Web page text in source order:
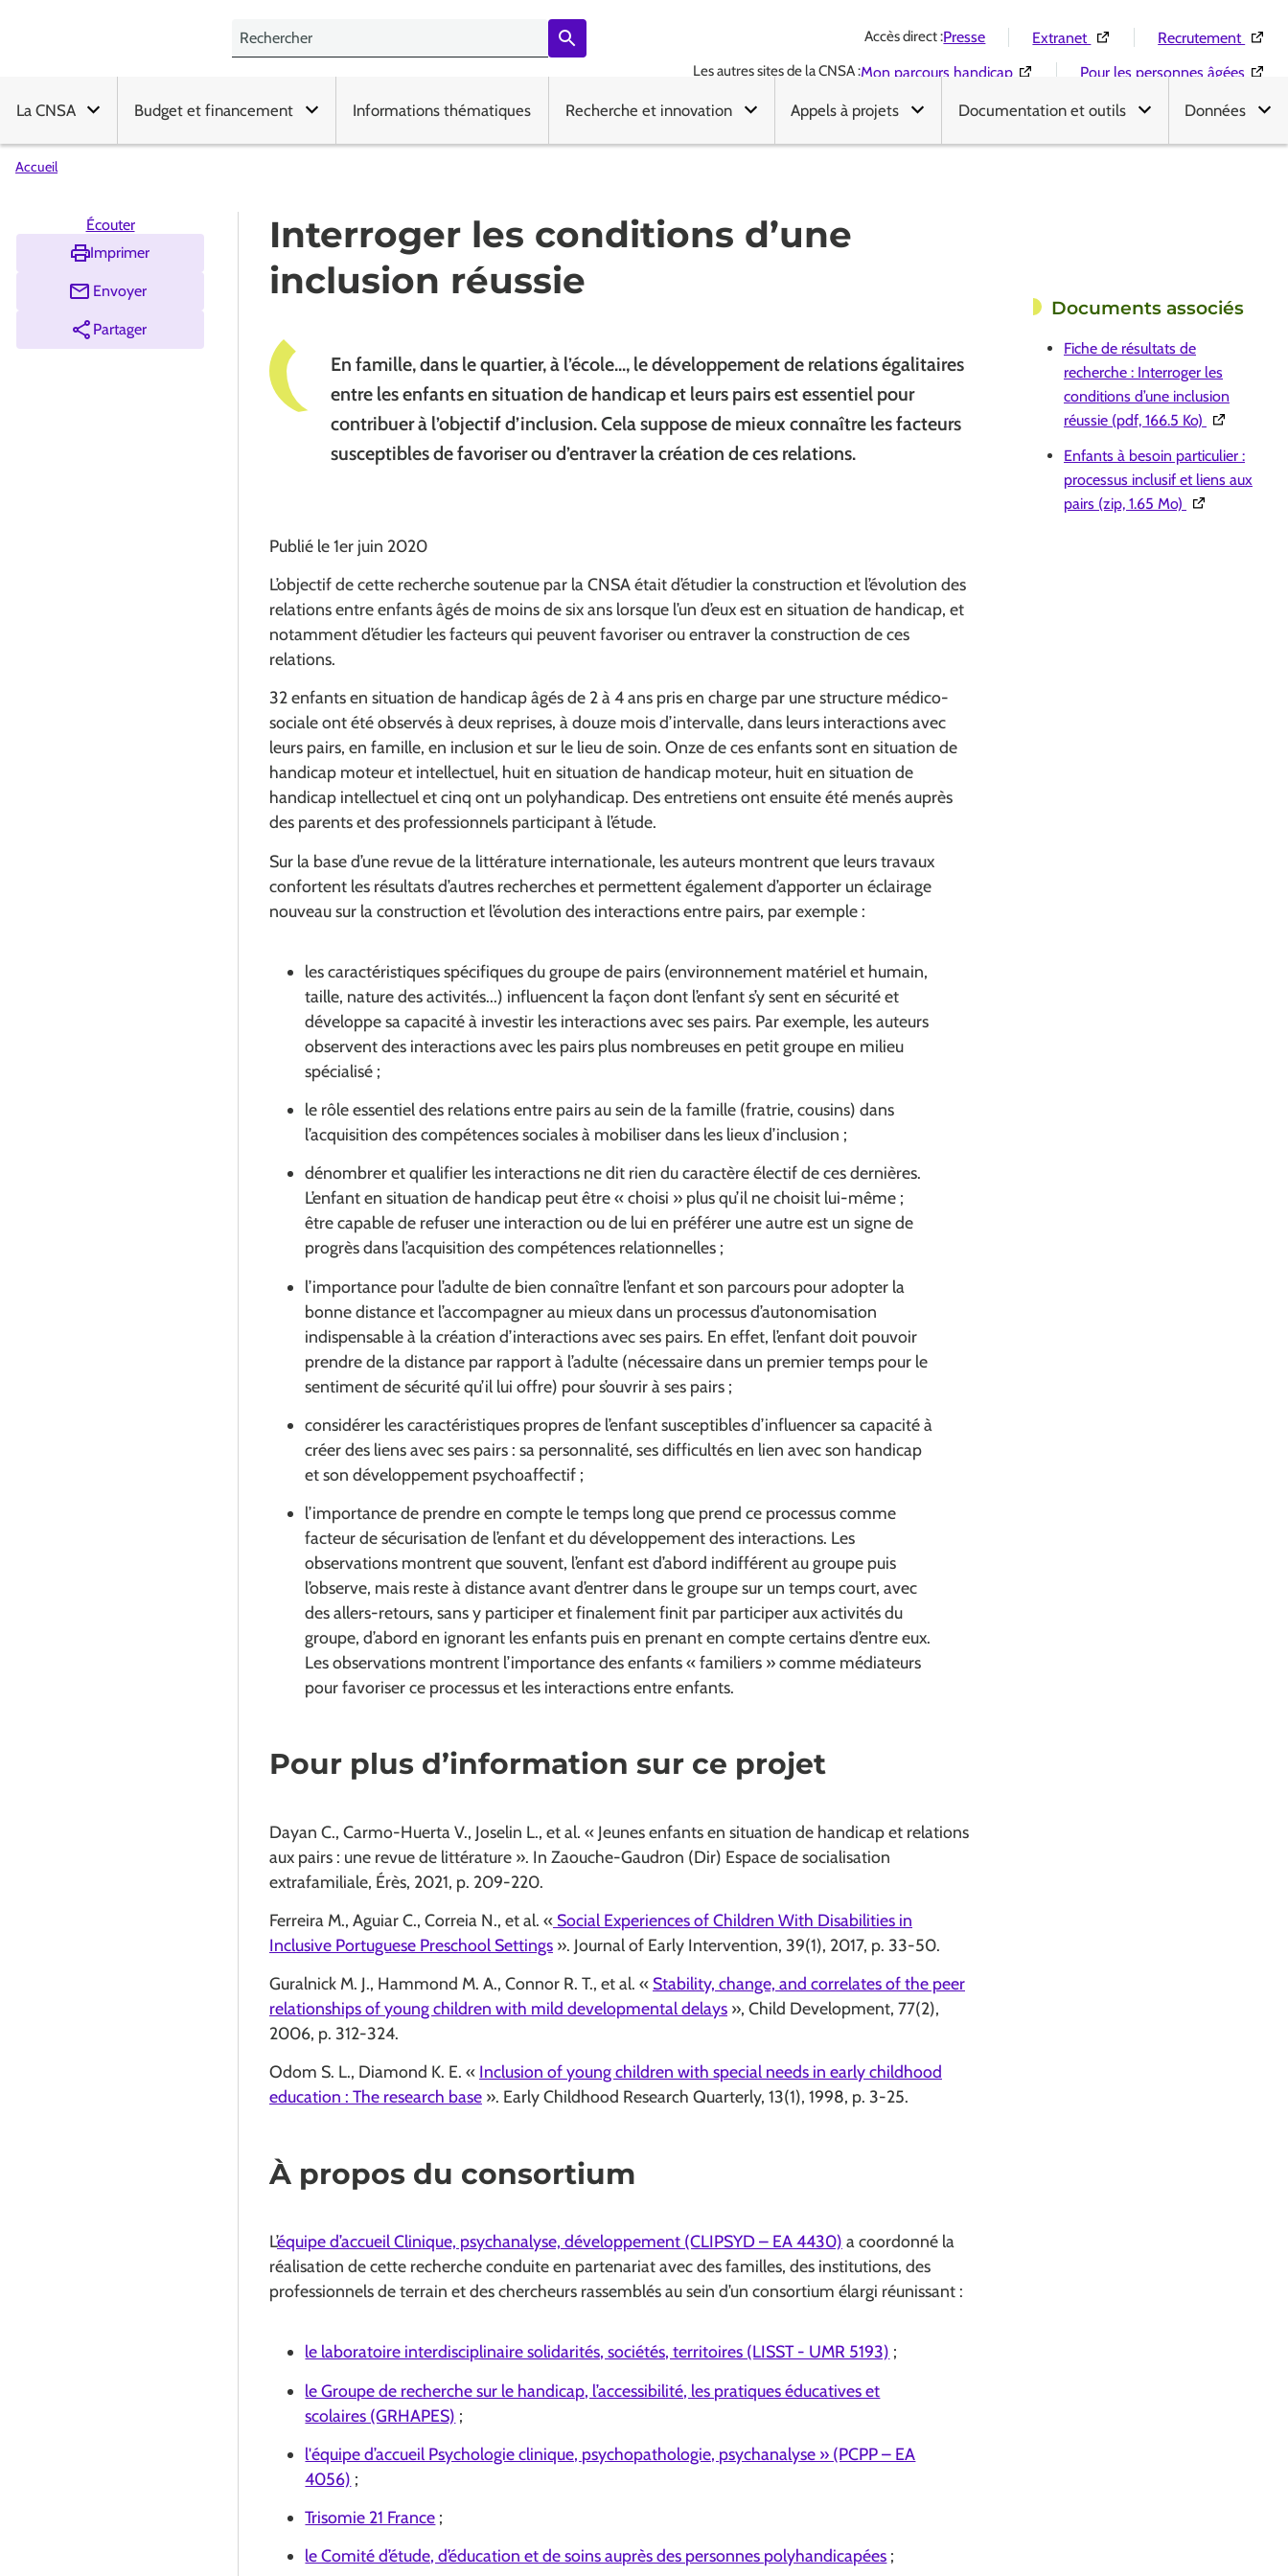
Accès direct :Presse Extranet (Ouverture dans une nouvelle
Recrutement
Les autres sites de la CNSA :Mon parcours handicap(Ouverture dans une nouvelle fenêtre)
Pour les personnes âgées
La CNSA Budget et financement Informations thématiques Recherche et innovation Appels à projets Documentation et outils Données
Accueil
Interroger les conditions d’une
inclusion réussie
Écouter
Imprimer
Envoyer
Partager
En famille, dans le quartier, à l’école…, le développement de relations égalitaires
entre les enfants en situation de handicap et leurs pairs est essentiel pour
contribuer à l’objectif d’inclusion. Cela suppose de mieux connaître les facteurs
susceptibles de favoriser ou d’entraver la création de ces relations.
Publié le 1er juin 2020
L’objectif de cette recherche soutenue par la CNSA était d’étudier la construction et l’évolution des
relations entre enfants âgés de moins de six ans lorsque l’un d’eux est en situation de handicap, et
notamment d’étudier les facteurs qui peuvent favoriser ou entraver la construction de ces
relations.
32 enfants en situation de handicap âgés de 2 à 4 ans pris en charge par une structure médico-
sociale ont été observés à deux reprises, à douze mois d’intervalle, dans leurs interactions avec
leurs pairs, en famille, en inclusion et sur le lieu de soin. Onze de ces enfants sont en situation de
handicap moteur et intellectuel, huit en situation de handicap moteur, huit en situation de
handicap intellectuel et cinq ont un polyhandicap. Des entretiens ont ensuite été menés auprès
des parents et des professionnels participant à l’étude.
Sur la base d’une revue de la littérature internationale, les auteurs montrent que leurs travaux
confortent les résultats d’autres recherches et permettent également d’apporter un éclairage
nouveau sur la construction et l’évolution des interactions entre pairs, par exemple :
les caractéristiques spécifiques du groupe de pairs (environnement matériel et humain,
taille, nature des activités...) influencent la façon dont l’enfant s’y sent en sécurité et
développe sa capacité à investir les interactions avec ses pairs. Par exemple, les auteurs
observent des interactions avec les pairs plus nombreuses en petit groupe en milieu
spécialisé ;
le rôle essentiel des relations entre pairs au sein de la famille (fratrie, cousins) dans
l’acquisition des compétences sociales à mobiliser dans les lieux d’inclusion ;
dénombrer et qualifier les interactions ne dit rien du caractère électif de ces dernières.
L’enfant en situation de handicap peut être « choisi » plus qu’il ne choisit lui-même ;
être capable de refuser une interaction ou de lui en préférer une autre est un signe de
progrès dans l’acquisition des compétences relationnelles ;
l’importance pour l’adulte de bien connaître l’enfant et son parcours pour adopter la
bonne distance et l’accompagner au mieux dans un processus d’autonomisation
indispensable à la création d’interactions avec ses pairs. En effet, l’enfant doit pouvoir
prendre de la distance par rapport à l’adulte (nécessaire dans un premier temps pour le
sentiment de sécurité qu’il lui offre) pour s’ouvrir à ses pairs ;
considérer les caractéristiques propres de l’enfant susceptibles d’influencer sa capacité à
créer des liens avec ses pairs : sa personnalité, ses difficultés en lien avec son handicap
et son développement psychoaffectif ;
l’importance de prendre en compte le temps long que prend ce processus comme
facteur de sécurisation de l’enfant et du développement des interactions. Les
observations montrent que souvent, l’enfant est d’abord indifférent au groupe puis
l’observe, mais reste à distance avant d’entrer dans le groupe sur un temps court, avec
des allers-retours, sans y participer et finalement finit par participer aux activités du
groupe, d’abord en ignorant les enfants puis en prenant en compte certains d’entre eux.
Les observations montrent l’importance des enfants « familiers » comme médiateurs
pour favoriser ce processus et les interactions entre enfants.
Pour plus d’information sur ce projet
Dayan C., Carmo-Huerta V., Joselin L., et al. « Jeunes enfants en situation de handicap et relations
aux pairs : une revue de littérature ». In Zaouche-Gaudron (Dir) Espace de socialisation
extrafamiliale, Érès, 2021, p. 209-220.
Ferreira M., Aguiar C., Correia N., et al. « Social Experiences of Children With Disabilities in
Inclusive Portuguese Preschool Settings ». Journal of Early Intervention, 39(1), 2017, p. 33-50.
Guralnick M. J., Hammond M. A., Connor R. T., et al. « Stability, change, and correlates of the peer
relationships of young children with mild developmental delays », Child Development, 77(2),
2006, p. 312-324.
Odom S. L., Diamond K. E. « Inclusion of young children with special needs in early childhood
education : The research base ». Early Childhood Research Quarterly, 13(1), 1998, p. 3-25.
À propos du consortium
L’équipe d’accueil Clinique, psychanalyse, développement (CLIPSYD – EA 4430) a coordonné la
réalisation de cette recherche conduite en partenariat avec des familles, des institutions, des
professionnels de terrain et des chercheurs rassemblés au sein d’un consortium élargi réunissant :
le laboratoire interdisciplinaire solidarités, sociétés, territoires (LISST - UMR 5193) ;
le Groupe de recherche sur le handicap, l’accessibilité, les pratiques éducatives et
scolaires (GRHAPES) ;
l'équipe d’accueil Psychologie clinique, psychopathologie, psychanalyse » (PCPP – EA
4056) ;
Trisomie 21 France ;
le Comité d’étude, d’éducation et de soins auprès des personnes polyhandicapées ;
Documents associés
Fiche de résultats de
recherche : Interroger les
conditions d’une inclusion
réussie (pdf, 166.5 Ko)
(Ouverture
Enfants à besoin particulier :
processus inclusif et liens aux
pairs (zip, 1.65 Mo)
(Ouverture